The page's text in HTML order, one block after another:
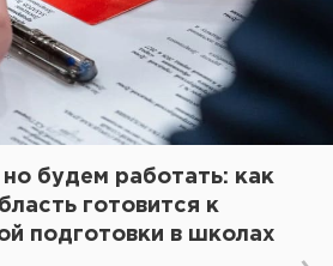
будем работать: как
готовится к
подготовки в школах